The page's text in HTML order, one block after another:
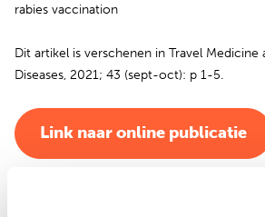
rabies vaccination
Dit artikel is verschenen in Travel Medicine
Diseases, 2021; 43 (sept-oct): p 1-5.
Link naar online publicatie